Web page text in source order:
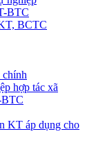
BTC
BCTC
hợp tác xã
BTC
KT áp dụng cho